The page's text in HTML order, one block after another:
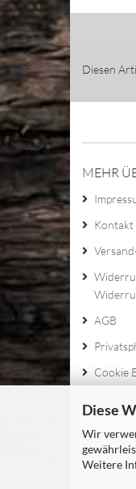
Diese
Wir
Weitere
Diesen
MEHR
Kontakt
AGB
Cookie